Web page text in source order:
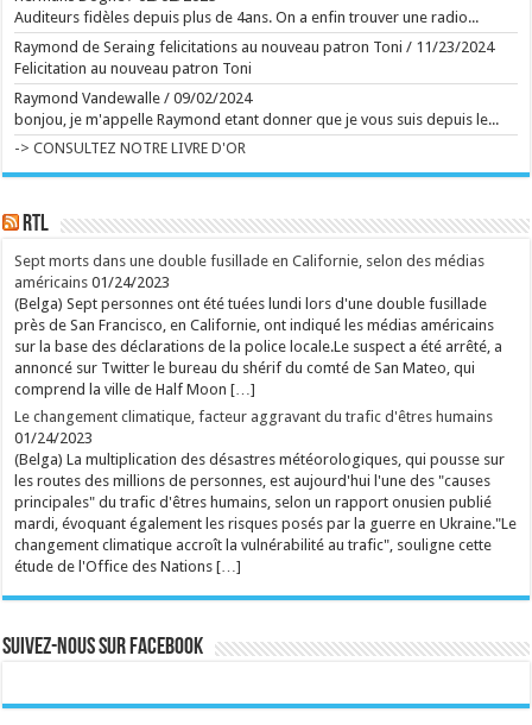
Au Gaume Jazz Festival, Erik Truffaz prend Miles
Davis au mot
Vendredi et samedi, les deux premiers soirs du
festival gaumais ont donné lieu à des concerts et
spectacles grandioses, en plus d'une conférence
musicale captivante du journaliste Alex Dutilh sur le
pianiste Keith Jarrett. ...
Ecrit le 09/08 13:29
Pari réussi pour Pommelien Thijs à Ronquières:
comment la superstar flamande a-t-elle réussi à
séduire le public francophone?
Wallonie. ...
Virginie Efira honorée au festival de Locarno : " Un
regard neuf qui ne cesse de se réinventer"
L'actrice belgo-française Virginie Efira a reçu
vendredi soir le Leopard Club Award dans le cadre du
79e Festival du film de Locarno. Cette distinction
récompense une personnalité dont le travail dans le
cinéma a marqué l'imaginaire collectif. ...
Ecrit le 08/08 12:50
"Cela me brise le coeur": Charlotte Cardin contrainte
dimanche, voici l'artiste qui la remplacera
Une laryngite aiguë contraint Charlotte Cardin à
annuler son concert au Ronquières Festival. Lost
Frequencies la remplacera ce dimanche soir. ...
Ecrit le 09/08 11:18
V2 Scriptrss
Auditeurs fidèles depuis plus de 4ans. On a enfin trouver une radio...
Raymond de Seraing felicitations au nouveau patron Toni / 11/23/2024
Felicitation au nouveau patron Toni
Raymond Vandewalle /09/02/2024
bonjou, je m'appelle Raymond etant donner que je vous suis depuis le...
-> CONSULTEZ NOTRE LIVRE D'OR
RTL
Sept morts dans une double fusillade en Californie, selon des médias
américains 01/24/2023
(Belga) Sept personnes ont été tuées lundi lors d'une double fusillade
près de San Francisco, en Californie, ont indiqué les médias américains
sur la base des déclarations de la police locale.Le suspect a été arrêté, a
annoncé sur Twitter le bureau du shérif du comté de San Mateo, qui
comprend la ville de Half Moon […]
Le changement climatique, facteur aggravant du trafic d'êtres humains
01/24/2023
(Belga) La multiplication des désastres météorologiques, qui pousse sur
les routes des millions de personnes, est aujourd'hui l'une des "causes
principales" du trafic d'êtres humains, selon un rapport onusien publié
mardi, évoquant également les risques posés par la guerre en Ukraine."Le
changement climatique accroît la vulnérabilité au trafic", souligne cette
étude de l'Office des Nations […]
Suivez-nous sur Facebook